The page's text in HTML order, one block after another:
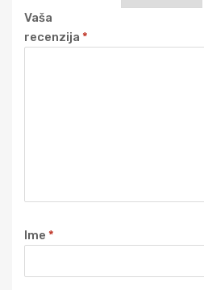
Vaša
recenzija *
Ime *